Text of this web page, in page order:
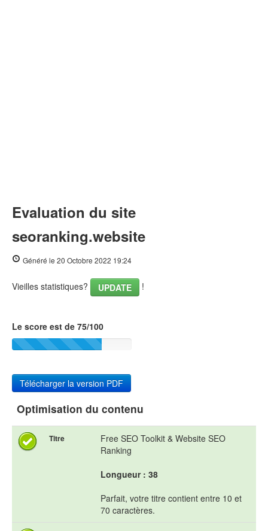
Evaluation du site
seoranking.website
Généré le 20 Octobre 2022 19:24
Vieilles statistiques? UPDATE !
Le score est de 75/100
Télécharger la version PDF
Optimisation du contenu
Titre
Free SEO Toolkit & Website SEO
Ranking
Longueur : 38
Parfait, votre titre contient entre 10 et
70 caractères.